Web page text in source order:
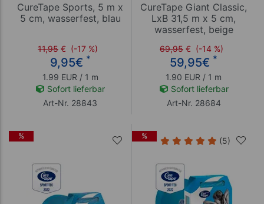
CureTape Sports, 5 m x
5 cm, wasserfest, blau
11,95 € (-17 %)
9,95€ *
1.99 EUR / 1 m
Sofort lieferbar
Art-Nr. 28843
CureTape Giant Classic,
LxB 31,5 m x 5 cm,
wasserfest, beige
69,95 € (-14 %)
59,95€ *
1.90 EUR / 1 m
Sofort lieferbar
Art-Nr. 28684
% % (5)